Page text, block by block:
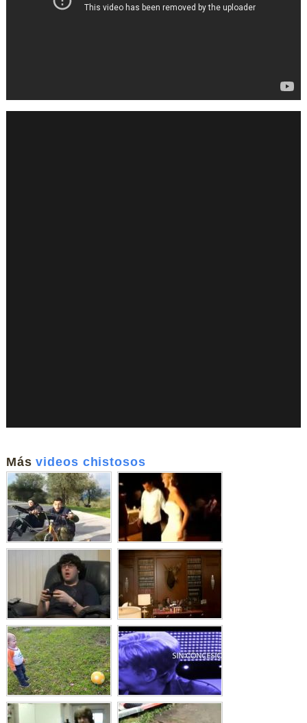
Másvideos chistosos